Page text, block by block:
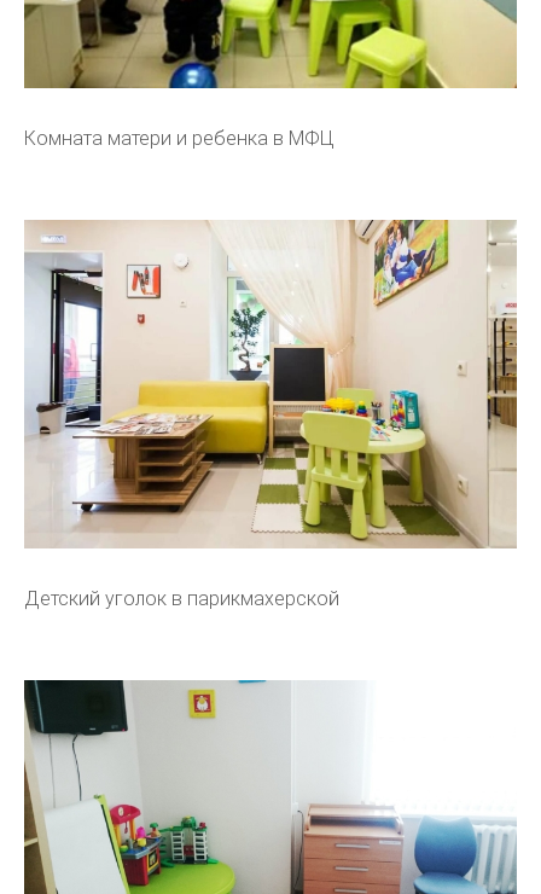
Комната матери и ребенка в МФЦ
Детский уголок в парикмахерской